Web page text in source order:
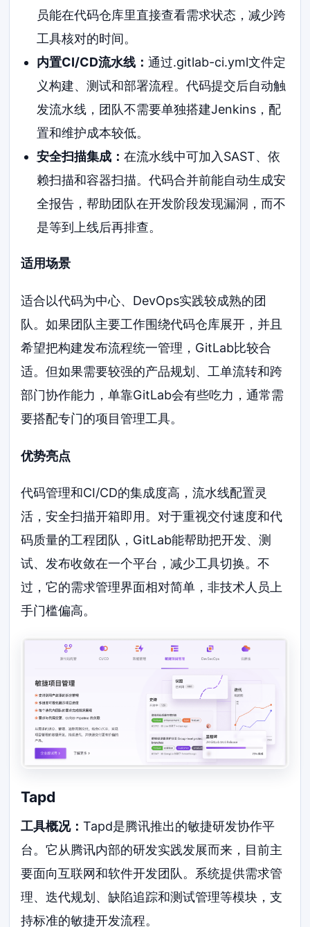
员能在代码仓库里直接查看需求状态，减少跨
工具核对的时间。
内置CI/CD流水线： 通过.gitlab-ci.yml文件定
义构建、测试和部署流程。代码提交后自动触
发流水线，团队不需要单独搭建Jenkins，配
置和维护成本较低。
安全扫描集成： 在流水线中可加入SAST、依
赖扫描和容器扫描。代码合并前能自动生成安
全报告，帮助团队在开发阶段发现漏洞，而不
是等到上线后再排查。
适用场景
适合以代码为中心、DevOps实践较成熟的团
队。如果团队主要工作围绕代码仓库展开，并且
希望把构建发布流程统一管理，GitLab比较合
适。但如果需要较强的产品规划、工单流转和跨
部门协作能力，单靠GitLab会有些吃力，通常需
要搭配专门的项目管理工具。
优势亮点
代码管理和CI/CD的集成度高，流水线配置灵
活，安全扫描开箱即用。对于重视交付速度和代
码质量的工程团队，GitLab能帮助把开发、测
试、发布收敛在一个平台，减少工具切换。不
过，它的需求管理界面相对简单，非技术人员上
手门槛偏高。
Tapd
工具概况：Tapd是腾讯推出的敏捷研发协作平
台。它从腾讯内部的研发实践发展而来，目前主
要面向互联网和软件开发团队。系统提供需求管
理、迭代规划、缺陷追踪和测试管理等模块，支
持标准的敏捷开发流程。